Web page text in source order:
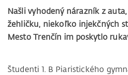
Našli vyhodený nárazník z
žehličku, niekoľko injekčných
Mesto Trenčín im poskytlo
Študenti 1. B Piaristického